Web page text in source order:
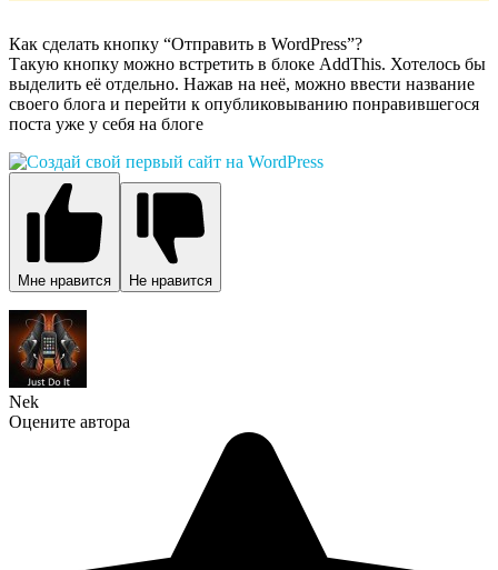
Как сделать кнопку “Отправить в WordPress”?
Такую кнопку можно встретить в блоке AddThis. Хотелось бы
выделить её отдельно. Нажав на неё, можно ввести название
своего блога и перейти к опубликовыванию понравившегося
поста уже у себя на блоге
Мне нравится Не нравится
Nek
Оцените автора